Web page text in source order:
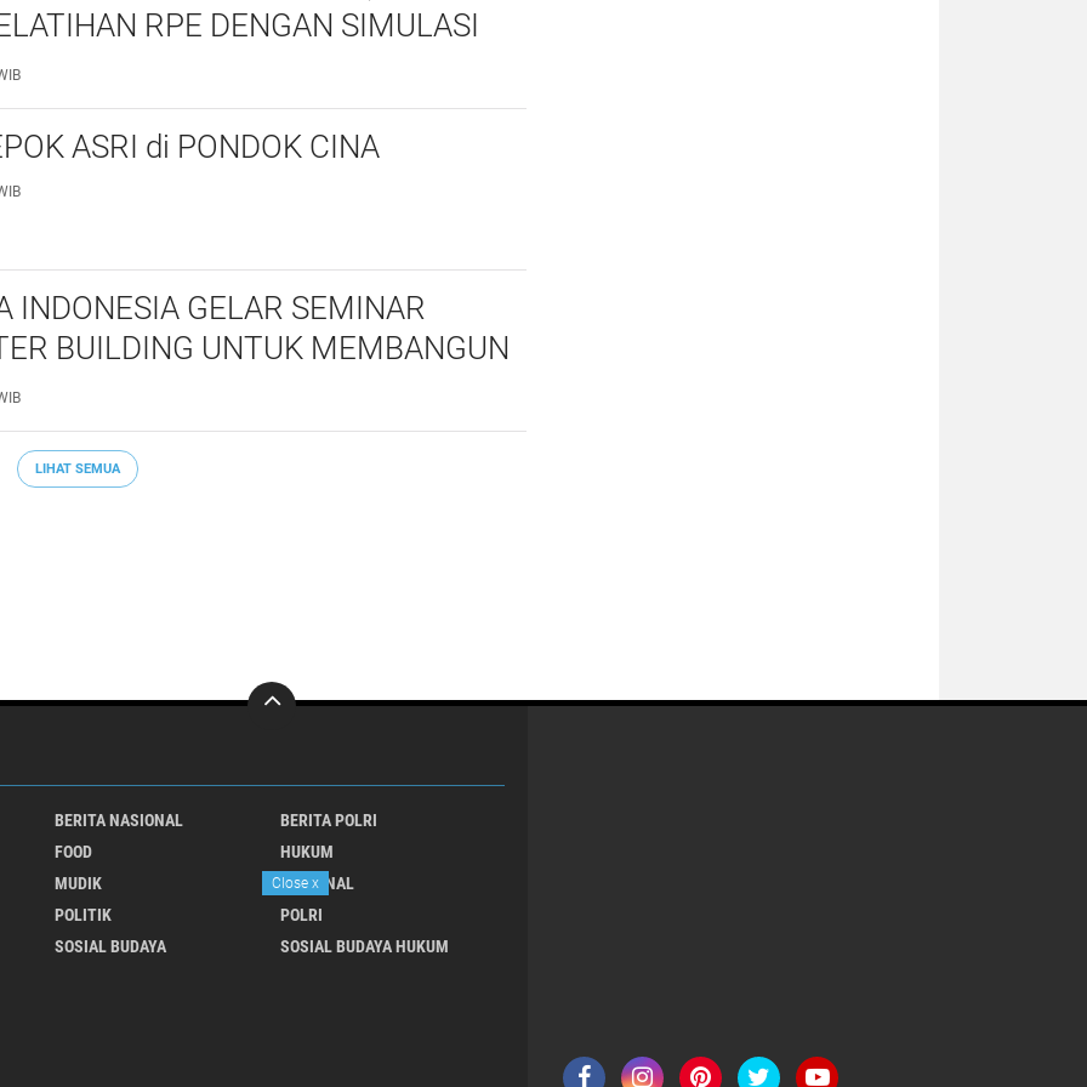
RPE DENGAN SIMULASI
ASRI di PONDOK CINA
INDONESIA GELAR SEMINAR
BUILDING UNTUK MEMBANGUN
NASRANI BERINTEGRITAS DAN
LIHAT SEMUA
BERITA NASIONAL
BERITA POLRI
FOOD
HUKUM
MUDIK
NASIONAL
POLITIK
POLRI
SOSIAL BUDAYA
SOSIAL BUDAYA HUKUM
Close x